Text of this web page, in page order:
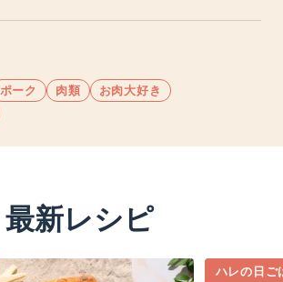
ポーク 肉類
お肉大好き
最新レシピ
ハレの日ご